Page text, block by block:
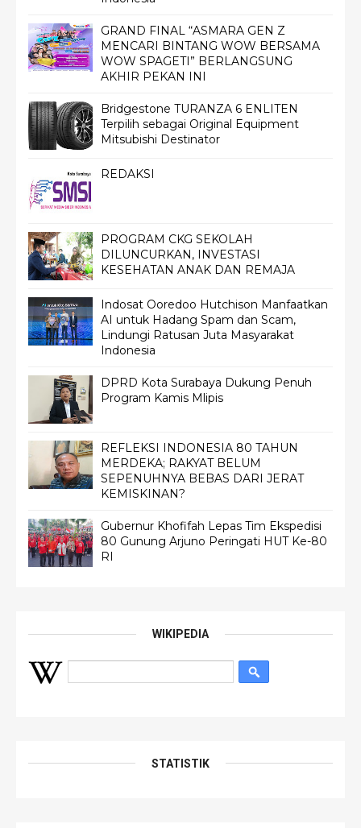
GRAND FINAL “ASMARA GEN Z
MENCARI BINTANG WOW BERSAMA
WOW SPAGETI” BERLANGSUNG
AKHIR PEKAN INI
Bridgestone TURANZA 6 ENLITEN
Terpilih sebagai Original Equipment
Mitsubishi Destinator
REDAKSI
PROGRAM CKG SEKOLAH
DILUNCURKAN, INVESTASI
KESEHATAN ANAK DAN REMAJA
Indosat Ooredoo Hutchison Manfaatkan
AI untuk Hadang Spam dan Scam,
Lindungi Ratusan Juta Masyarakat
Indonesia
DPRD Kota Surabaya Dukung Penuh
Program Kamis Mlipis
REFLEKSI INDONESIA 80 TAHUN
MERDEKA; RAKYAT BELUM
SEPENUHNYA BEBAS DARI JERAT
KEMISKINAN?
Gubernur Khofifah Lepas Tim Ekspedisi
80 Gunung Arjuno Peringati HUT Ke-80
RI
WIKIPEDIA
STATISTIK